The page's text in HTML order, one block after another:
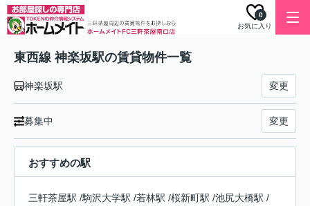
お気に入り
0
東西線 神楽坂駅の賃貸物件一覧
神楽坂駅 変更
募集中 変更
おすすめの駅
三軒茶屋駅 /駒沢大学駅 /若林駅 /桜新町駅 /池尻大橋駅 /